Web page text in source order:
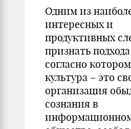
Одним из
интересных и
продуктивных
признать
согласно
культура – это
организация
сознания в